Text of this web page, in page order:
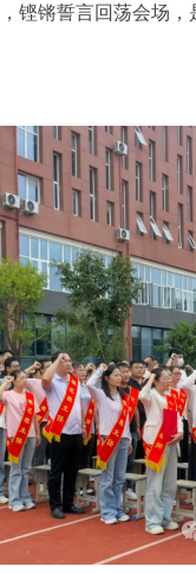
铿锵誓言回荡会场